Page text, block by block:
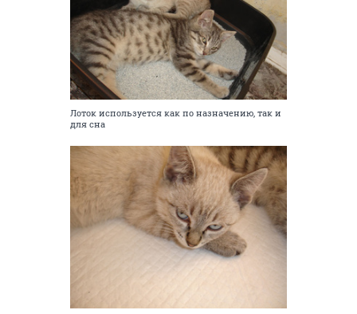
Лоток используется как по назначению, так и
для сна